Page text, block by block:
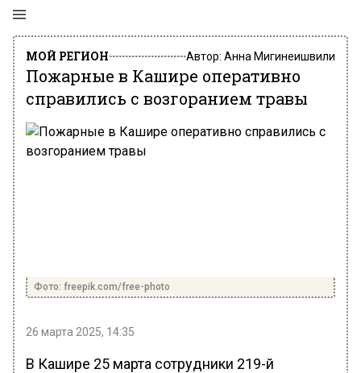
МОЙ РЕГИОН Автор: Анна Мигинеишвили
Пожарные в Кашире оперативно
справились с возгоранием травы
Фото: freepik.com/free-photo
26 марта 2025, 14:35
В Кашире 25 марта сотрудники 219-й